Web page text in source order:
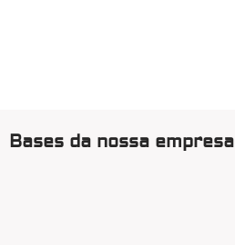
Bases da nossa empresa